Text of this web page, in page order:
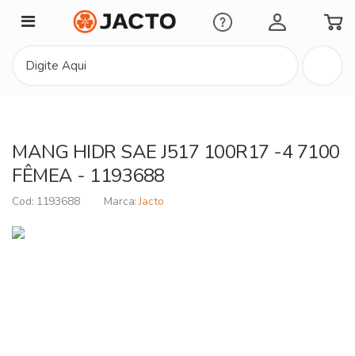
Minha Conta
MANG HIDR SAE J517 100R17 -4 7100
FÊMEA - 1193688
1193688 Jacto